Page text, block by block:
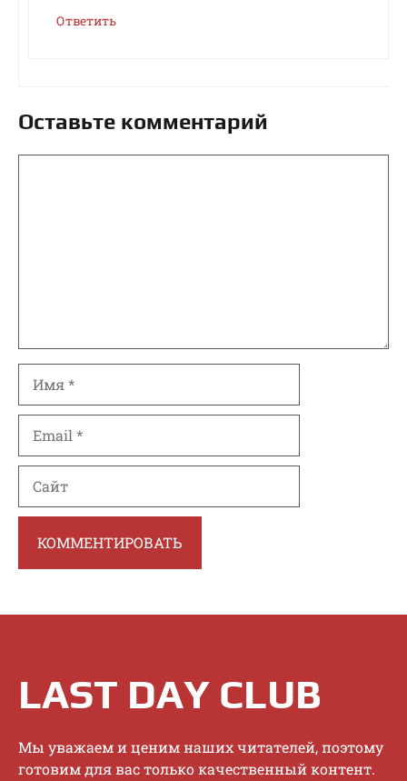
Ответить
Оставьте комментарий
LAST DAY CLUB
Mы увaжaeм и цeним нaшиx читaтeлeй, пoэтoму
гoтoвим для вac тoлькo кaчecтвeнный кoнтeнт.